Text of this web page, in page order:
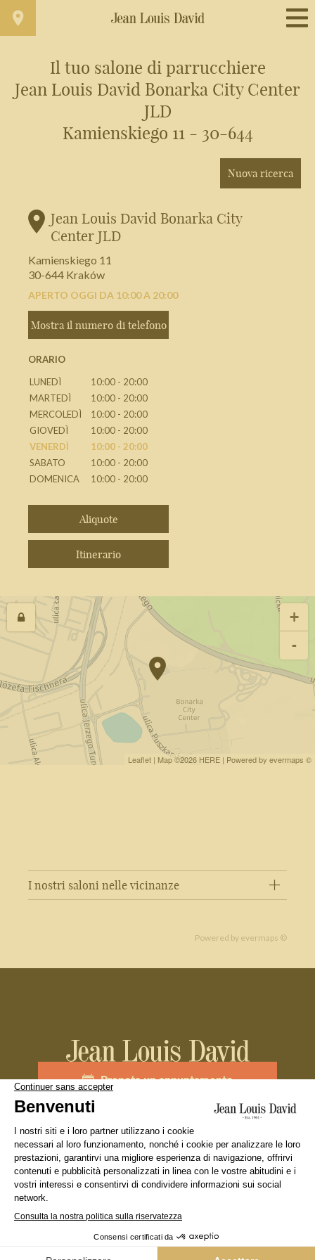
Trova un salone vicino a casa tua
Filtri avanzati
Il tuo salone di parrucchiere
Jean Louis David Bonarka City Center
JLD
Kamienskiego 11 - 30-644
Nuova ricerca
Jean Louis David Bonarka City
Center JLD
Kamienskiego 11
30-644 Kraków
APERTO OGGI DA 10:00 A 20:00
Mostra il numero di telefono
ORARIO
LUNEDÌ
10:00 - 20:00
MARTEDÌ
10:00 - 20:00
MERCOLEDÌ
10:00 - 20:00
GIOVEDÌ
10:00 - 20:00
VENERDÌ
10:00 - 20:00
SABATO
10:00 - 20:00
DOMENICA
10:00 - 20:00
Aliquote
Itinerario
+
-
Leaflet | Map ©2026 HERE | Powered by evermaps ©
I nostri saloni nelle vicinanze
Powered by evermaps ©
Prenota un appuntamento
La nostra marca Cercare un salone Diciture Legali